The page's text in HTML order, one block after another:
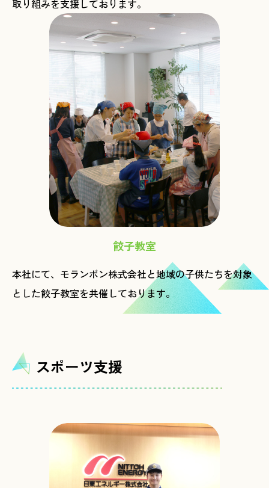
取り組みを支援しております。
餃子教室
本社にて、モランボン株式会社と地域の子供たちを対象
とした餃子教室を共催しております。
スポーツ支援